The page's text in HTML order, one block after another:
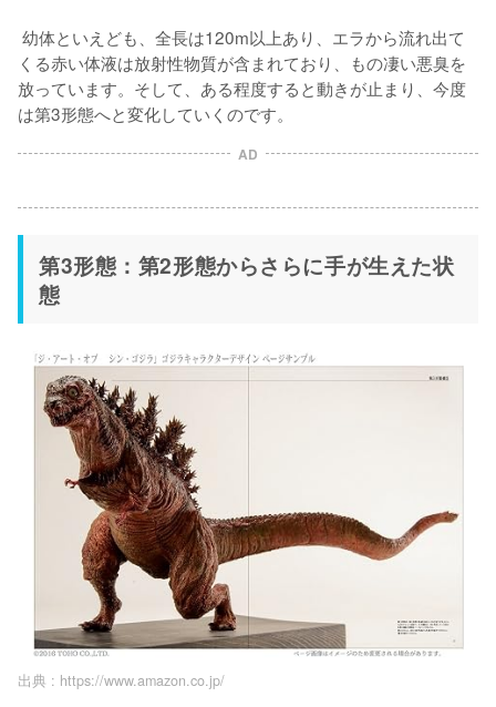
くる赤い体液は放射性物質が含まれており、もの凄い悪臭を
放っています。そして、ある程度すると動きが止まり、今度
は第3形態へと変化していくのです。
AD
第3形態：第2形態からさらに手が生えた状
態
出典 : https://www.amazon.co.jp/